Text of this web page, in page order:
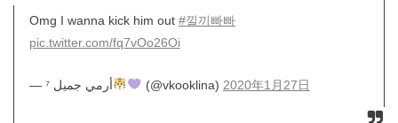
Omg I wanna kick him out #낄끼빠빠
pic.twitter.com/fq7vOo26Oi
— ⁷ أرمي جميل (@vkooklina) 2020年1月27日